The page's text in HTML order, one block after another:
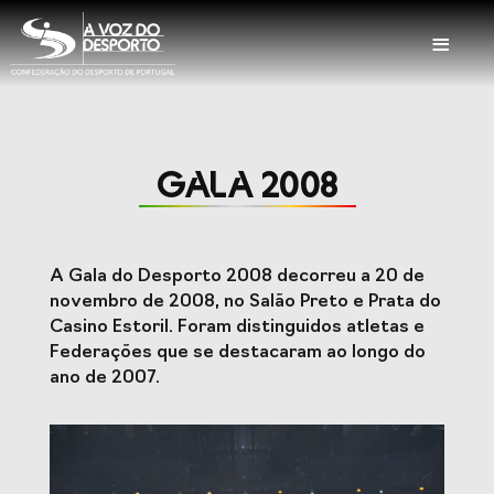
≡
Visão e Missão
Órgãos Sociais
História
Documentação
GALA 2008
A Gala do Desporto 2008 decorreu a 20 de
novembro de 2008, no Salão Preto e Prata do
Casino Estoril. Foram distinguidos atletas e
Federações que se destacaram ao longo do
ano de 2007.